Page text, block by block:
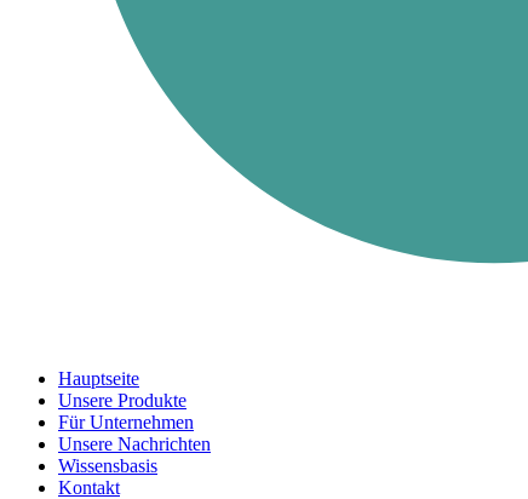
Hauptseite
Unsere Produkte
Für Unternehmen
Unsere Nachrichten
Wissensbasis
Kontakt